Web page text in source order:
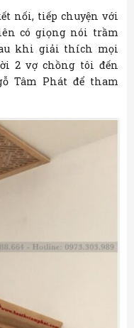
nối, tiếp chuyện với
có giọng nói trầm
khi giải thích mọi
2 vợ chồng tôi đến
Tâm Phát để tham